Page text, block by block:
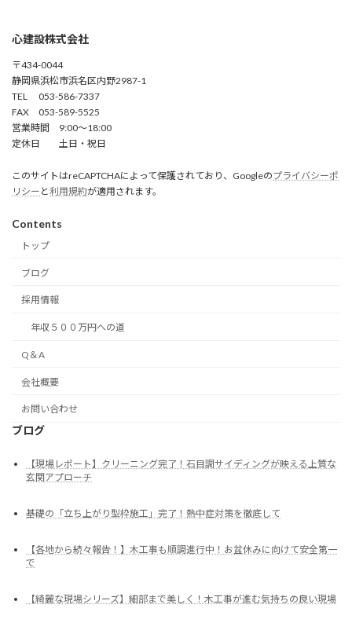
心建設株式会社
〒434-0044
静岡県浜松市浜名区内野2987-1
TEL 053-586-7337
FAX 053-589-5525
営業時間 9:00～18:00
定休日 土日・祝日
このサイトはreCAPTCHAによって保護されており、Googleのプライバシーポ
リシー と利用規約が適用されます。
Contents
トップ
ブログ
採用情報
年収５００万円への道
Q＆A
会社概要
お問い合わせ
ブログ
【現場レポート】クリーニング完了！石目調サイディングが映える上質な
玄関アプローチ
基礎の「立ち上がり型枠施工」完了！熱中症対策を徹底して
【各地から続々報告！】木工事も順調進行中！お盆休みに向けて安全第一
で
【綺麗な現場シリーズ】細部まで美しく！木工事が進む気持ちの良い現場